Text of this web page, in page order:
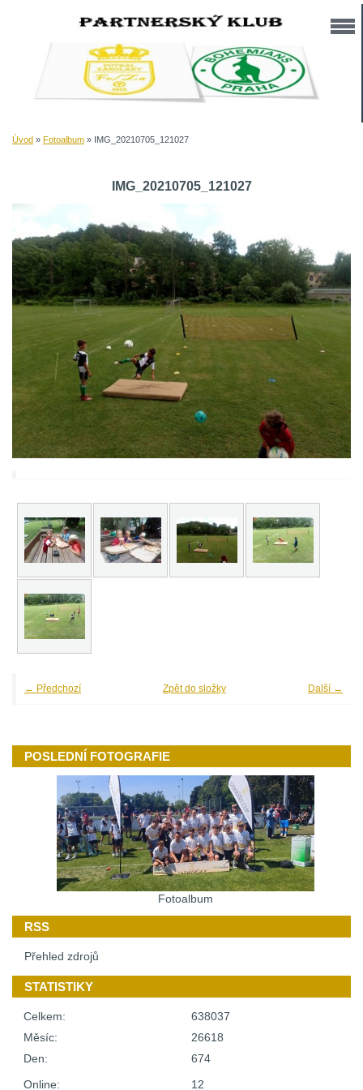
Úvod » Fotoalbum » IMG_20210705_121027
IMG_20210705_121027
← Předchozí Další →
Zpět do složky
POSLEDNÍ FOTOGRAFIE
Fotoalbum
RSS
Přehled zdrojů
STATISTIKY
Online: 12
Celkem:
638037
Měsíc:
26618
Den:
674